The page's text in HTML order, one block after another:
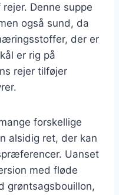
Denne suppe
også sund, da
der er
er rig på
rejer tilføjer
forskellige
alsidig ret, der kan
Uanset
med fløde
grøntsagsbouillon,